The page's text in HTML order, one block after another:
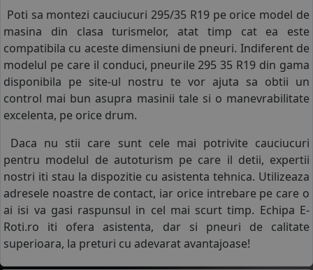
Poti sa montezi cauciucuri 295/35 R19 pe orice model de
masina din clasa turismelor, atat timp cat ea este
compatibila cu aceste dimensiuni de pneuri. Indiferent de
modelul pe care il conduci, pneurile 295 35 R19 din gama
disponibila pe site-ul nostru te vor ajuta sa obtii un
control mai bun asupra masinii tale si o manevrabilitate
excelenta, pe orice drum.
Daca nu stii care sunt cele mai potrivite cauciucuri
pentru modelul de autoturism pe care il detii, expertii
nostri iti stau la dispozitie cu asistenta tehnica. Utilizeaza
adresele noastre de contact, iar orice intrebare pe care o
ai isi va gasi raspunsul in cel mai scurt timp. Echipa E-
Roti.ro iti ofera asistenta, dar si pneuri de calitate
superioara, la preturi cu adevarat avantajoase!